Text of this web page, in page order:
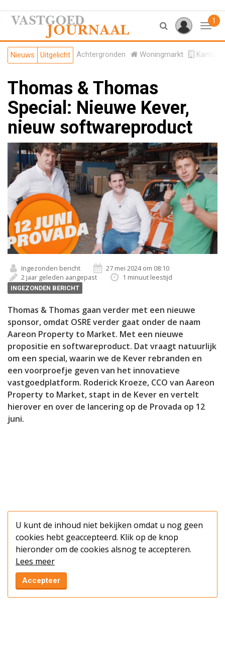
1
Nieuws Uitgelicht Achtergronden Woningmarkt
Thomas & Thomas
Special: Nieuwe Kever,
nieuw softwareproduct
Ingezonden bericht
27 mei 2024 om 08:10
2 jaar geleden aangepast
1 minuut leestijd
INGEZONDEN BERICHT
Thomas & Thomas gaan verder met een nieuwe
sponsor, omdat OSRE verder gaat onder de naam
Aareon Property to Market. Met een nieuwe
propositie en softwareproduct. Dat vraagt natuurlijk
om een special, waarin we de Kever rebranden en
een voorproefje geven van het innovatieve
vastgoedplatform. Roderick Kroeze, CCO van Aareon
Property to Market, stapt in de Kever en vertelt
hierover en over de lancering op de Provada op 12
juni.
U kunt de inhoud niet bekijken omdat u nog geen
cookies hebt geaccepteerd. Klik op de knop
hieronder om de cookies alsnog te accepteren.
Lees meer
Accepteer